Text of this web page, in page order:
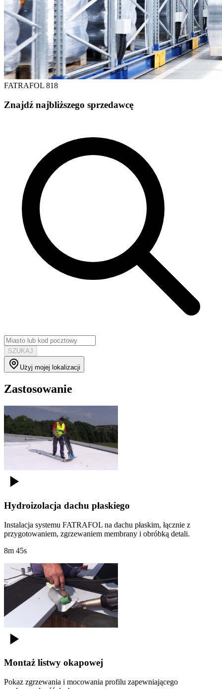
FATRAFOL 818
Znajdź najbliższego sprzedawcę
SZUKAJ
Użyj mojej lokalizacji
Zastosowanie
Hydroizolacja dachu płaskiego
Instalacja systemu FATRAFOL na dachu płaskim, łącznie z
przygotowaniem, zgrzewaniem membrany i obróbką detali.
8m 45s
Montaż listwy okapowej
Pokaz zgrzewania i mocowania profilu zapewniającego